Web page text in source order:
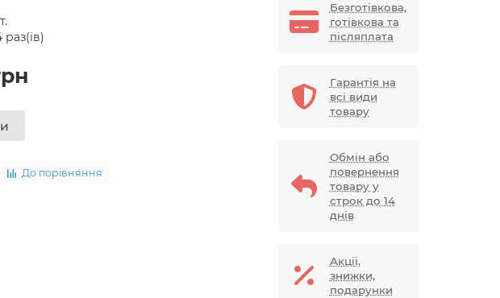
раз(ів)
До порівняння
Безготівкова,
готівкова та
післяплата
Гарантія на
всі види
товару
Обмін або
повернення
товару у
строк до 14
днів
Акції,
знижки,
подарунки